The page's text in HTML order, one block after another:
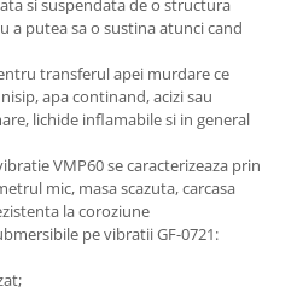
si suspendata de o structura
a putea sa o sustina atunci cand
transferul apei murdare ce
apa continand, acizi sau
lichide inflamabile si in general
VMP60 se caracterizeaza prin
mic, masa scazuta, carcasa
la coroziune
pe vibratii GF-0721: